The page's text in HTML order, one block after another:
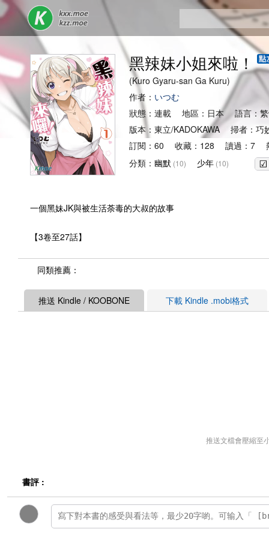
黑辣妹小姐來啦！
(Kuro Gyaru-san Ga Kuru)
作者： いつむ
狀態：連載 地區：日本 語言：
版本：東立/KADOKAWA 掃者：
訂閱：60 收藏：128 讀過：7
分類： 幽默 (10) 少年 (10)
一個黑妹JK與被生活荼毒的大叔的故事
【3卷至27話】
同類推薦：
推送 Kindle / KOOBONE 下載 Kindle .mobi格式
推送文檔會壓縮至
書評 :